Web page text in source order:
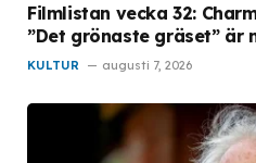
Filmlistan vecka 32:
”Det grönaste gräset” är
KULTUR augusti 7, 2026